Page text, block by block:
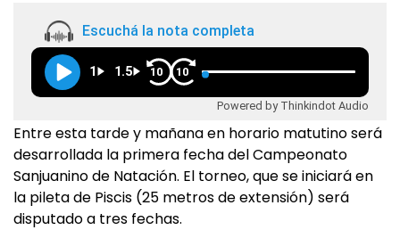
Escuchá la nota completa
1 1.5 10 10
Powered by Thinkindot Audio
Entre esta tarde y mañana en horario matutino será
desarrollada la primera fecha del Campeonato
Sanjuanino de Natación. El torneo, que se iniciará en
la pileta de Piscis (25 metros de extensión) será
disputado a tres fechas.